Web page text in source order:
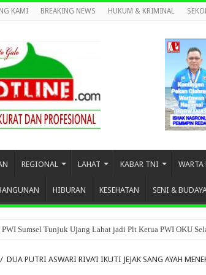
KAMI BREAKING NEWS HUKUM & KRIMINAL
REGIONAL LAHAT KABAR TNI
HIBURAN KESEHATAN SENI &
Gelar Upacara HUT ke-80 Bhayangkara Tahun 2026
/ DUA PUTRI ASWARI RIVA’I IKUTI JEJAK SANG AYAH